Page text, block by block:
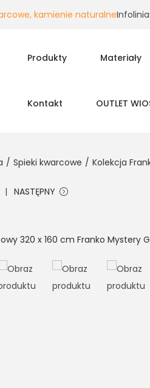
kamienie naturalne
Produkty Materiały
Kontakt OUTLET
/ Spieki kwarcowe / Kolekcja
NASTĘPNY